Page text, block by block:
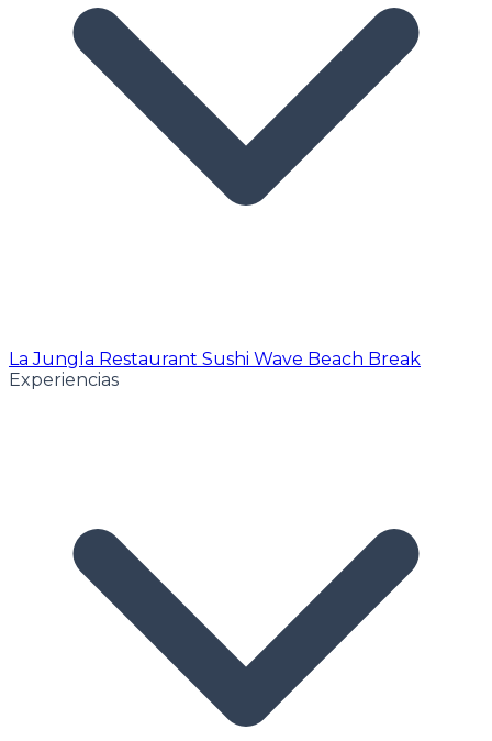
La Jungla Restaurant Sushi Wave Beach Break
Experiencias